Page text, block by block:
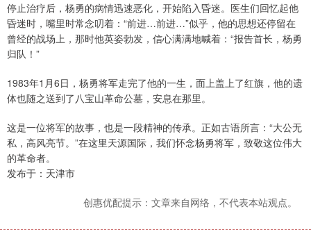
停止治疗后，杨勇的病情迅速恶化，开始陷入昏迷。医生们回忆起他
昏迷时，嘴里时常念叨着：“前进…前进…”似乎，他的思想还停留在
曾经的战场上，那时他英姿勃发，信心满满地喊着：“报告首长，杨勇
归队！”
1983年1月6日，杨勇将军走完了他的一生，面上盖上了红旗，他的遗
体也随之送到了八宝山革命公墓，安息在那里。
这是一位将军的故事，也是一段精神的传承。正如古语所言：“大公无
私，高风亮节。”在这里天源国际，我们怀念杨勇将军，致敬这位伟大
的革命者。
发布于：天津市
创惠优配提示：文章来自网络，不代表本站观点。